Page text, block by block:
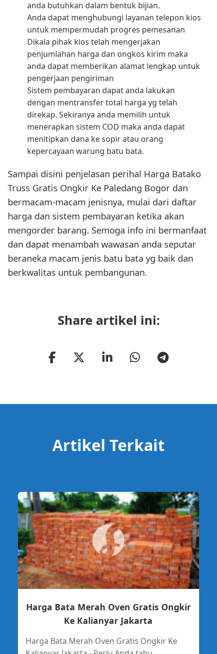
anda butuhkan dalam bentuk bijian.
Anda dapat menghubungi layanan telepon kios
untuk mempermudah progres pemesanan
Dikala pihak kios telah mengerjakan
penjumlahan harga dan ongkos kirim maka
anda dapat memberikan alamat lengkap untuk
pengerjaan pengiriman
Sistem pembayaran dapat anda lakukan
dengan mentransfer total harga yg telah
direkap. Sekiranya anda memilih untuk
menerapkan sistem COD maka anda dapat
menitipkan dana ke sopir atau orang
kepercayaan warung batu bata.
Sampai disini penjelasan perihal Harga Batako
Truss Gratis Ongkir Ke Paledang Bogor dan
bermacam-macam jenisnya, mulai dari daftar
harga dan sistem pembayaran ketika akan
mengorder barang. Semoga info ini bermanfaat
dan dapat menambah wawasan anda seputar
beraneka macam jenis batu bata yg baik dan
berkwalitas untuk pembangunan.
Share artikel ini:
Artikel Terkait
Harga Bata Merah Oven Gratis Ongkir
Ke Kalianyar Jakarta
Harga Bata Merah Oven Gratis Ongkir Ke